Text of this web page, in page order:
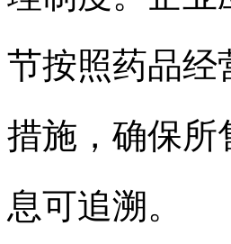
节按照药品经
措施，确保所
息可追溯。